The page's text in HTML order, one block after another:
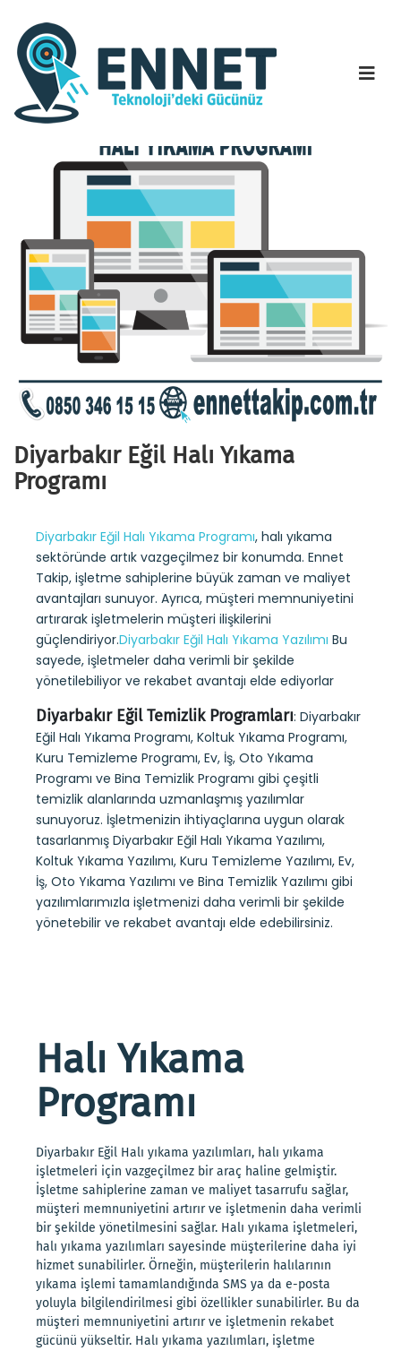
Diyarbakır Eğil Halı Yıkama
Programı
Diyarbakır Eğil Halı Yıkama Programı, halı yıkama
sektöründe artık vazgeçilmez bir konumda. Ennet
Takip, işletme sahiplerine büyük zaman ve maliyet
avantajları sunuyor. Ayrıca, müşteri memnuniyetini
artırarak işletmelerin müşteri ilişkilerini
güçlendiriyor.Diyarbakır Eğil Halı Yıkama Yazılımı Bu
sayede, işletmeler daha verimli bir şekilde
yönetilebiliyor ve rekabet avantajı elde ediyorlar
Diyarbakır Eğil Temizlik Programları: Diyarbakır
Eğil Halı Yıkama Programı, Koltuk Yıkama Programı,
Kuru Temizleme Programı, Ev, İş, Oto Yıkama
Programı ve Bina Temizlik Programı gibi çeşitli
temizlik alanlarında uzmanlaşmış yazılımlar
sunuyoruz. İşletmenizin ihtiyaçlarına uygun olarak
tasarlanmış Diyarbakır Eğil Halı Yıkama Yazılımı,
Koltuk Yıkama Yazılımı, Kuru Temizleme Yazılımı, Ev,
İş, Oto Yıkama Yazılımı ve Bina Temizlik Yazılımı gibi
yazılımlarımızla işletmenizi daha verimli bir şekilde
yönetebilir ve rekabet avantajı elde edebilirsiniz.
Halı Yıkama
Programı
Diyarbakır Eğil Halı yıkama yazılımları, halı yıkama
işletmeleri için vazgeçilmez bir araç haline gelmiştir.
İşletme sahiplerine zaman ve maliyet tasarrufu sağlar,
müşteri memnuniyetini artırır ve işletmenin daha verimli
bir şekilde yönetilmesini sağlar. Halı yıkama işletmeleri,
halı yıkama yazılımları sayesinde müşterilerine daha iyi
hizmet sunabilirler. Örneğin, müşterilerin halılarının
yıkama işlemi tamamlandığında SMS ya da e-posta
yoluyla bilgilendirilmesi gibi özellikler sunabilirler. Bu da
müşteri memnuniyetini artırır ve işletmenin rekabet
gücünü yükseltir. Halı yıkama yazılımları, işletme